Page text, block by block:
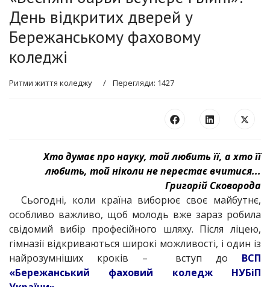
День відкритих дверей у
Бережанському фаховому
коледжі
Ритми життя коледжу Перегляди: 1427
Хто думає про науку, той любить її, а хто її
любить, той ніколи не перестає вчитися...
Григорій Сковорода
Сьогодні, коли країна виборює своє майбутнє,
особливо важливо, щоб молодь вже зараз робила
свідомий вибір професійного шляху. Після ліцею,
гімназії відкриваються широкі можливості, і один із
найрозумніших кроків – вступ до ВСП
«Бережанський фаховий коледж НУБіП